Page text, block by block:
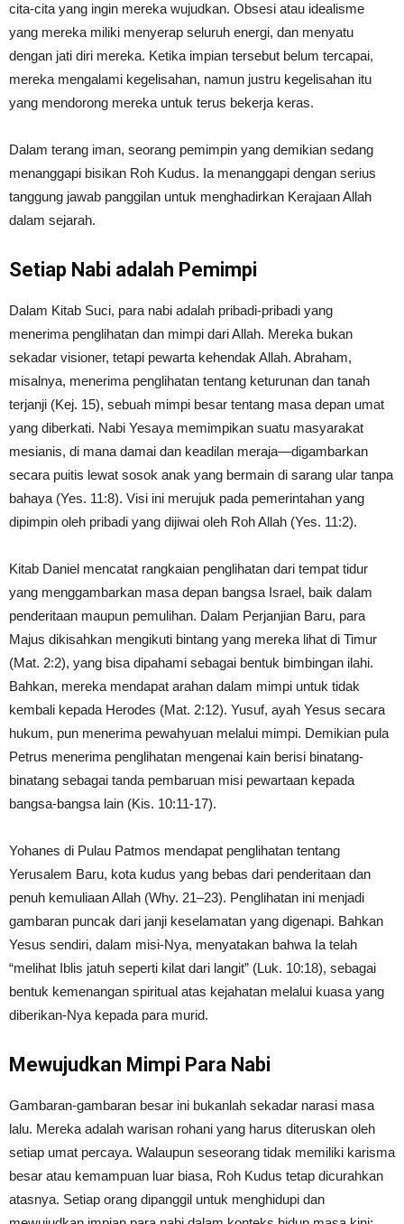
cita-cita yang ingin mereka wujudkan. Obsesi atau idealisme
yang mereka miliki menyerap seluruh energi, dan menyatu
dengan jati diri mereka. Ketika impian tersebut belum tercapai,
mereka mengalami kegelisahan, namun justru kegelisahan itu
yang mendorong mereka untuk terus bekerja keras.
Dalam terang iman, seorang pemimpin yang demikian sedang
menanggapi bisikan Roh Kudus. Ia menanggapi dengan serius
tanggung jawab panggilan untuk menghadirkan Kerajaan Allah
dalam sejarah.
Setiap Nabi adalah Pemimpi
Dalam Kitab Suci, para nabi adalah pribadi-pribadi yang
menerima penglihatan dan mimpi dari Allah. Mereka bukan
sekadar visioner, tetapi pewarta kehendak Allah. Abraham,
misalnya, menerima penglihatan tentang keturunan dan tanah
terjanji (Kej. 15), sebuah mimpi besar tentang masa depan umat
yang diberkati. Nabi Yesaya memimpikan suatu masyarakat
mesianis, di mana damai dan keadilan meraja—digambarkan
secara puitis lewat sosok anak yang bermain di sarang ular tanpa
bahaya (Yes. 11:8). Visi ini merujuk pada pemerintahan yang
dipimpin oleh pribadi yang dijiwai oleh Roh Allah (Yes. 11:2).
Kitab Daniel mencatat rangkaian penglihatan dari tempat tidur
yang menggambarkan masa depan bangsa Israel, baik dalam
penderitaan maupun pemulihan. Dalam Perjanjian Baru, para
Majus dikisahkan mengikuti bintang yang mereka lihat di Timur
(Mat. 2:2), yang bisa dipahami sebagai bentuk bimbingan ilahi.
Bahkan, mereka mendapat arahan dalam mimpi untuk tidak
kembali kepada Herodes (Mat. 2:12). Yusuf, ayah Yesus secara
hukum, pun menerima pewahyuan melalui mimpi. Demikian pula
Petrus menerima penglihatan mengenai kain berisi binatang-
binatang sebagai tanda pembaruan misi pewartaan kepada
bangsa-bangsa lain (Kis. 10:11-17).
Yohanes di Pulau Patmos mendapat penglihatan tentang
Yerusalem Baru, kota kudus yang bebas dari penderitaan dan
penuh kemuliaan Allah (Why. 21–23). Penglihatan ini menjadi
gambaran puncak dari janji keselamatan yang digenapi. Bahkan
Yesus sendiri, dalam misi-Nya, menyatakan bahwa Ia telah
“melihat Iblis jatuh seperti kilat dari langit” (Luk. 10:18), sebagai
bentuk kemenangan spiritual atas kejahatan melalui kuasa yang
diberikan-Nya kepada para murid.
Mewujudkan Mimpi Para Nabi
Gambaran-gambaran besar ini bukanlah sekadar narasi masa
lalu. Mereka adalah warisan rohani yang harus diteruskan oleh
setiap umat percaya. Walaupun seseorang tidak memiliki karisma
besar atau kemampuan luar biasa, Roh Kudus tetap dicurahkan
atasnya. Setiap orang dipanggil untuk menghidupi dan